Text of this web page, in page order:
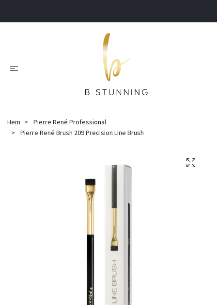
Hem
Pierre René Professional
Pierre René Brush 209 Precision Line Brush